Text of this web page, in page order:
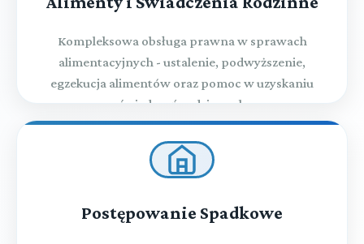
Kompleksowa obsługa prawna w sprawach
alimentacyjnych - ustalenie, podwyższenie,
egzekucja alimentów oraz pomoc w uzyskaniu
świadczeń rodzinnych
Postępowanie Spadkowe